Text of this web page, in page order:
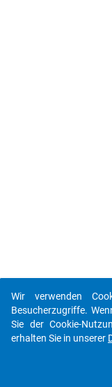
Wir verwenden
Besucherzugriffe.
Sie der Cookie-
erhalten Sie in unserer